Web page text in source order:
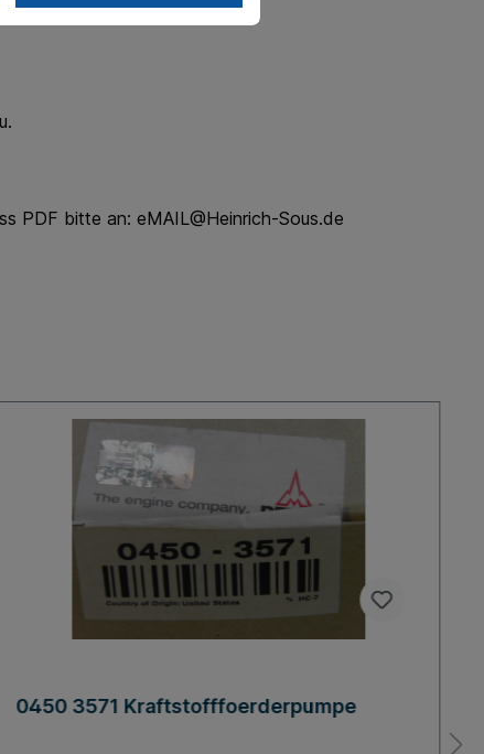
PDF bitte an: eMAIL@Heinrich-Sous.de
0450 3571 Kraftstofffoerderpumpe